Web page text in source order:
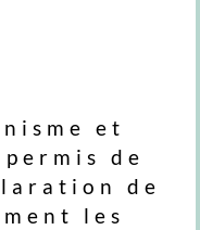
et
de
de
les